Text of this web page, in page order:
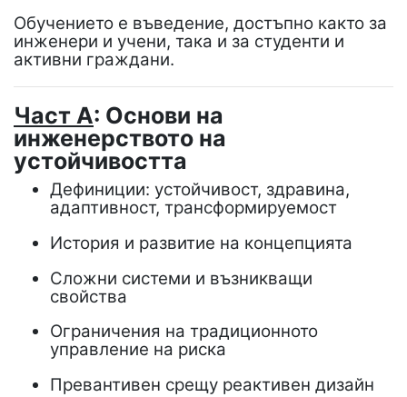
Обучението е въведение, достъпно както за
инженери и учени, така и за студенти и
активни граждани.
Част А: Основи на
инженерството на
устойчивостта
Дефиниции: устойчивост, здравина,
адаптивност, трансформируемост
История и развитие на концепцията
Сложни системи и възникващи
свойства
Ограничения на традиционното
управление на риска
Превантивен срещу реактивен дизайн